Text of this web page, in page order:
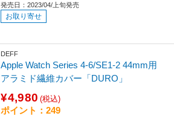
発売日：2023/04/上旬発売
お取り寄せ
DEFF
Apple Watch Series 4-6/SE1-2 44mm用
アラミド繊維カバー「DURO」
¥4,980 (税込)
ポイント：249